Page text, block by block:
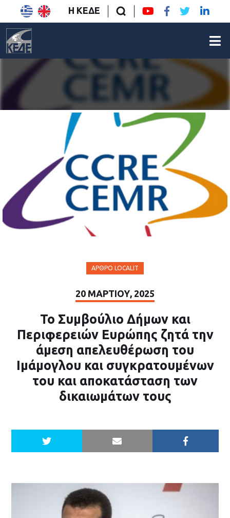
Η ΚΕΔΕ
ΆΡΘΡΟ LOCALIT
20 ΜΑΡΤΊΟΥ, 2025
Το Συμβούλιο Δήμων και
Περιφερειών Ευρώπης ζητά την
άμεση απελευθέρωση του
Ιμάμογλου και συγκρατουμένων
του και αποκατάσταση των
δικαιωμάτων τους